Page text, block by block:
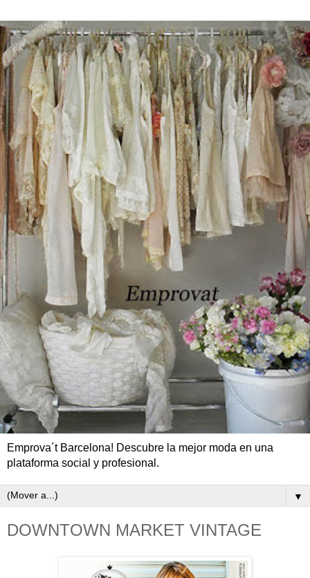
Emprova´t Barcelona! Descubre la mejor moda en una
plataforma social y profesional.
▼
DOWNTOWN MARKET VINTAGE